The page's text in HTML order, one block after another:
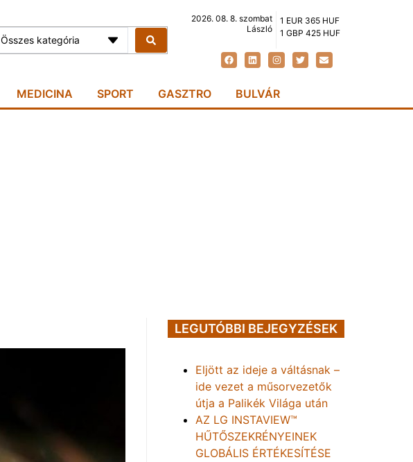
Összes kategória
2026. 08. 8. szombat
László
1 EUR 365 HUF
1 GBP 425 HUF
MEDICINA SPORT GASZTRO BULVÁR
LEGUTÓBBI BEJEGYZÉSEK
Eljött az ideje a váltásnak –
ide vezet a műsorvezetők
útja a Palikék Világa után
AZ LG INSTAVIEW™
HŰTŐSZEKRÉNYEINEK
GLOBÁLIS ÉRTÉKESÍTÉSE